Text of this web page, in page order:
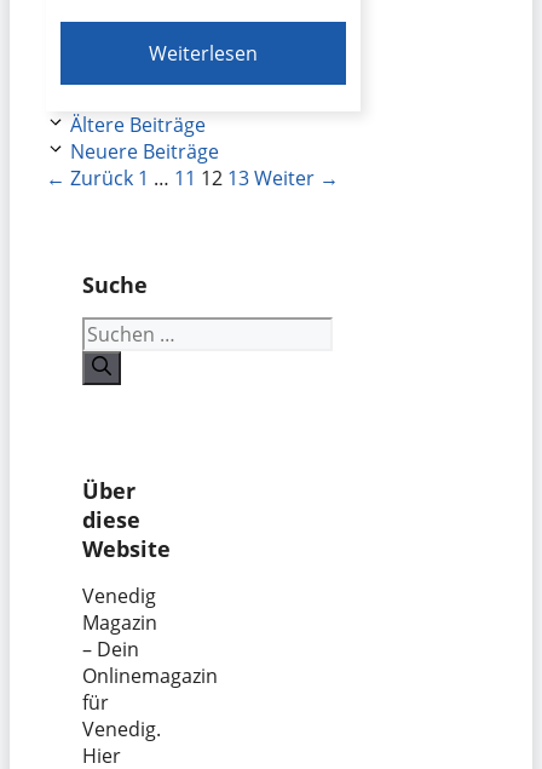
Weiterlesen
Ältere Beiträge
Neuere Beiträge
← Zurück Seite
1 … Seite
11 Seite
12 Seite
13Weiter →
Suche
Suchen
nach:
Über
diese
Website
Venedig
Magazin
– Dein
Onlinemagazin
für
Venedig.
Hier